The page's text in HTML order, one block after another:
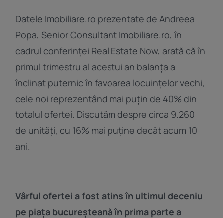
Datele Imobiliare.ro prezentate de Andreea
Popa, Senior Consultant Imobiliare.ro, în
cadrul conferinței Real Estate Now, arată că în
primul trimestru al acestui an balanța a
înclinat puternic în favoarea locuințelor vechi,
cele noi reprezentând mai puțin de 40% din
totalul ofertei. Discutăm despre circa 9.260
de unități, cu 16% mai puține decât acum 10
ani.
Vârful ofertei a fost atins în ultimul deceniu
pe piața bucureșteană în prima parte a